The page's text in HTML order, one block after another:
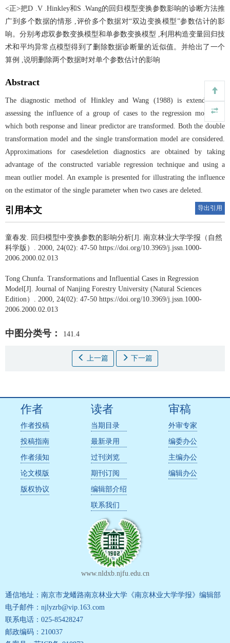
<正>把D .V .Hinkley和S .Wang的回归模型变换参数影响的诊断方法推
广到多个数据的情形 ,评价多个数据对“双边变换模型”参数估计的影
响。分别考虑双参数变换模型和单参数变换模型 ,利用构造变量回归技
术和平均异常点模型得到了删除数据诊断量的近似值。并给出了一个
算例 ,说明删除两个数据时对单个参数估计的影响
Abstract
The diagnostic method of Hinkley and Wang (1988) is extended for
assessing the influence of a group of cases to the regression models in
which both response and linear predictor are transformed. Both the double
transformation model and the single transformation model are considered.
Approximations for casesdeletion diagnostics are obtained by taking
advantage of the constructed variable regression technique and using a
mean outlier model. An example is presented for illustrating the influence
on the estimator of the single parameter when two cases are deleted.
引用本文 导出引用
童春发. 回归模型中变换参数的影响分析[J]. 南京林业大学学报（自然
科学版）. 2000, 24(02): 47-50 https://doi.org/10.3969/j.jssn.1000-
2006.2000.02.013
Tong Chunfa. Transformations and Influential Cases in Regression
Model[J]. Journal of Nanjing Forestry University (Natural Sciences
Edition）. 2000, 24(02): 47-50 https://doi.org/10.3969/j.jssn.1000-
2006.2000.02.013
中图分类号： 141.4
上一篇 下一篇
作者
作者投稿
投稿指南
作者须知
论文模版
版权协议
读者
当期目录
最新录用
过刊浏览
期刊订阅
编辑部介绍
联系我们
审稿
外审专家
编委办公
主编办公
编辑办公
www.nldxb.njfu.edu.cn
通信地址：南京市龙蟠路南京林业大学《南京林业大学学报》编辑部
电子邮件：njlyzrb@vip.163.com
联系电话：025-85428247
邮政编码：210037